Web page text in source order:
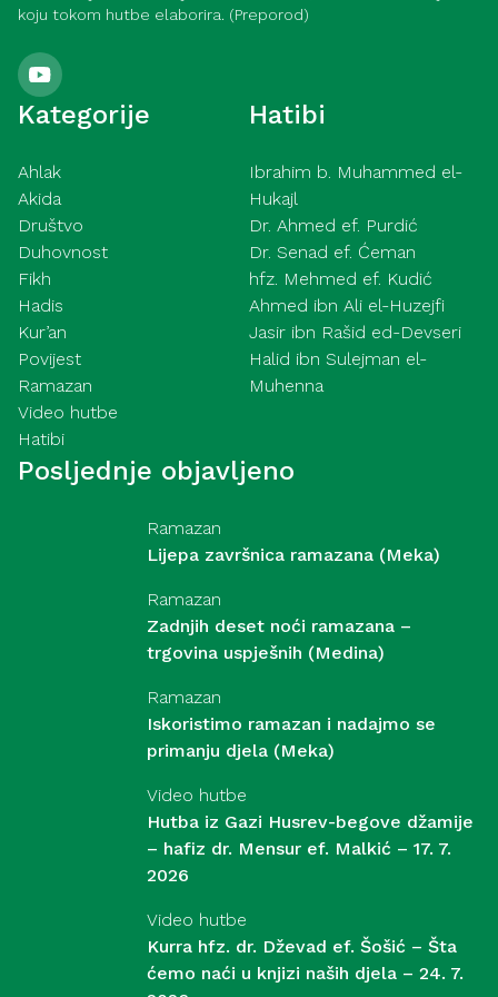
koju tokom hutbe elaborira. (Preporod)
Kategorije
Ahlak
Akida
Društvo
Duhovnost
Fikh
Hadis
Kur’an
Povijest
Ramazan
Video hutbe
Hatibi
Hatibi
Ibrahim b. Muhammed el-
Hukajl
Dr. Ahmed ef. Purdić
Dr. Senad ef. Ćeman
hfz. Mehmed ef. Kudić
Ahmed ibn Ali el-Huzejfi
Jasir ibn Rašid ed-Devseri
Halid ibn Sulejman el-
Muhenna
Posljednje objavljeno
Ramazan
Lijepa završnica ramazana (Meka)
Ramazan
Zadnjih deset noći ramazana –
trgovina uspješnih (Medina)
Ramazan
Iskoristimo ramazan i nadajmo se
primanju djela (Meka)
Video hutbe
Hutba iz Gazi Husrev-begove džamije
– hafiz dr. Mensur ef. Malkić – 17. 7.
2026
Video hutbe
Kurra hfz. dr. Dževad ef. Šošić – Šta
ćemo naći u knjizi naših djela – 24. 7.